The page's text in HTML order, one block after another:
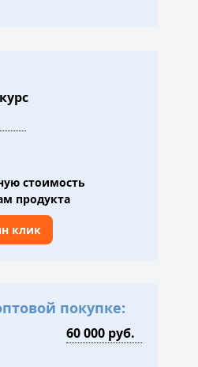
стоимость
продукта
клик
покупке: